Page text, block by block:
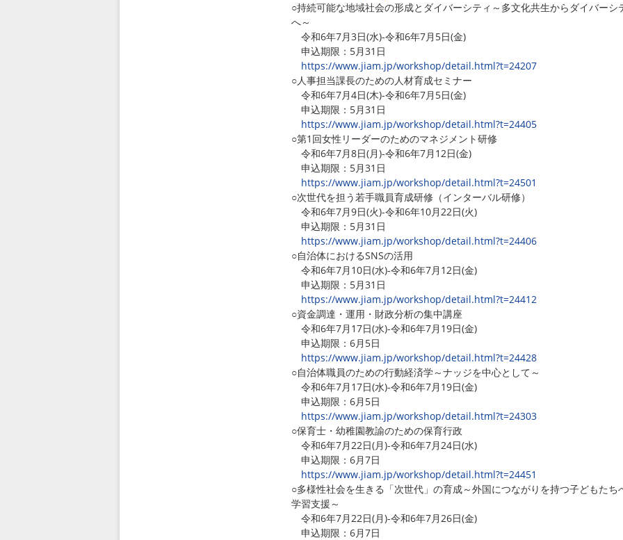
○持続可能な地域社会の形成とダイバーシティ～多文化共生からダイバーシ
へ～
令和6年7月3日(水)-令和6年7月5日(金)
申込期限：5月31日
https://www.jiam.jp/workshop/detail.html?t=24207
○人事担当課長のための人材育成セミナー
令和6年7月4日(木)-令和6年7月5日(金)
申込期限：5月31日
https://www.jiam.jp/workshop/detail.html?t=24405
○第1回女性リーダーのためのマネジメント研修
令和6年7月8日(月)-令和6年7月12日(金)
申込期限：5月31日
https://www.jiam.jp/workshop/detail.html?t=24501
○次世代を担う若手職員育成研修（インターバル研修）
令和6年7月9日(火)-令和6年10月22日(火)
申込期限：5月31日
https://www.jiam.jp/workshop/detail.html?t=24406
○自治体におけるSNSの活用
令和6年7月10日(水)-令和6年7月12日(金)
申込期限：5月31日
https://www.jiam.jp/workshop/detail.html?t=24412
○資金調達・運用・財政分析の集中講座
令和6年7月17日(水)-令和6年7月19日(金)
申込期限：6月5日
https://www.jiam.jp/workshop/detail.html?t=24428
○自治体職員のための行動経済学～ナッジを中心として～
令和6年7月17日(水)-令和6年7月19日(金)
申込期限：6月5日
https://www.jiam.jp/workshop/detail.html?t=24303
○保育士・幼稚園教諭のための保育行政
令和6年7月22日(月)-令和6年7月24日(水)
申込期限：6月7日
https://www.jiam.jp/workshop/detail.html?t=24451
○多様性社会を生きる「次世代」の育成～外国につながりを持つ子どもたち
学習支援～
令和6年7月22日(月)-令和6年7月26日(金)
申込期限：6月7日